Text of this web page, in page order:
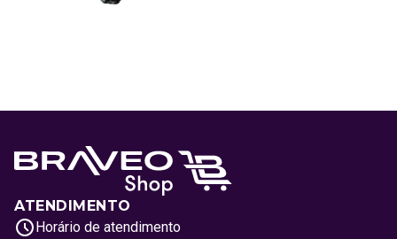
ATENDIMENTO
Horário de atendimento